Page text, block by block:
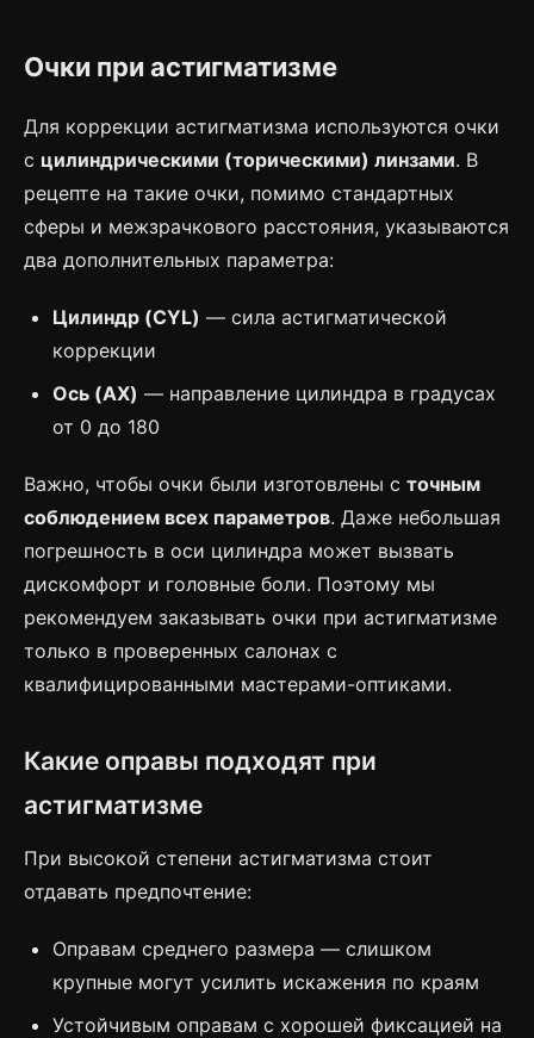
Очки при астигматизме
Для коррекции астигматизма используются очки
с цилиндрическими (торическими) линзами. В
рецепте на такие очки, помимо стандартных
сферы и межзрачкового расстояния, указываются
два дополнительных параметра:
Цилиндр (CYL) — сила астигматической
коррекции
Ось (AX) — направление цилиндра в градусах
от 0 до 180
Важно, чтобы очки были изготовлены с точным
соблюдением всех параметров. Даже небольшая
погрешность в оси цилиндра может вызвать
дискомфорт и головные боли. Поэтому мы
рекомендуем заказывать очки при астигматизме
только в проверенных салонах с
квалифицированными мастерами-оптиками.
Какие оправы подходят при
астигматизме
При высокой степени астигматизма стоит
отдавать предпочтение:
Оправам среднего размера — слишком
крупные могут усилить искажения по краям
Устойчивым оправам с хорошей фиксацией на